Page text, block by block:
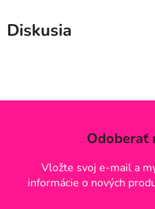
Diskusia
Odoberať
Vložte svoj e-mail a
informácie o nových